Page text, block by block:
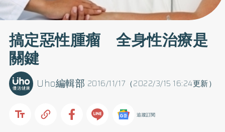
搞定惡性腫瘤 全身性治療是
關鍵
2016/11/17（2022/3/15 16:24更新）
Uho編輯部
追蹤訂閱